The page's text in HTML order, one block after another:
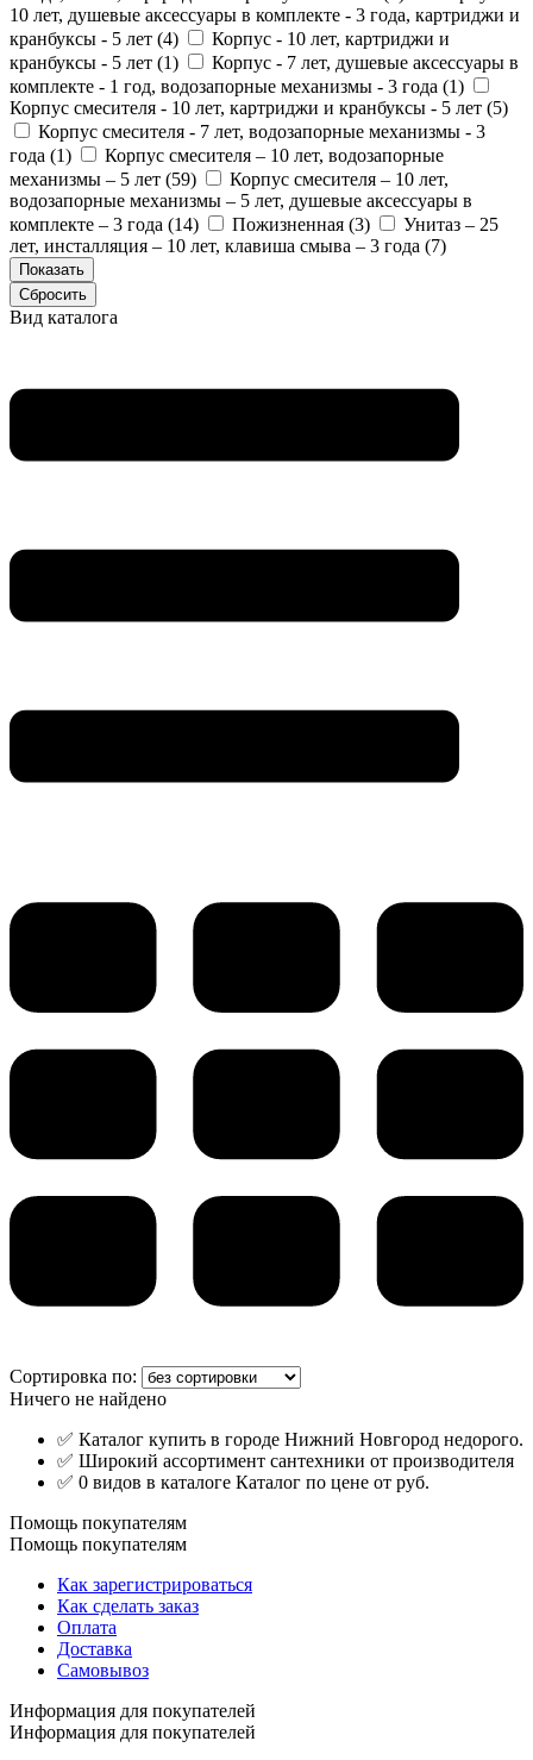
10 лет, душевые аксессуары в комплекте - 3 года, картриджи и
кранбуксы - 5 лет (4)
Корпус - 10 лет, картриджи и
кранбуксы - 5 лет (1)
Корпус - 7 лет, душевые аксессуары в
комплекте - 1 год, водозапорные механизмы - 3 года (1)
Корпус смесителя - 10 лет, картриджи и кранбуксы - 5 лет (5)
Корпус смесителя - 7 лет, водозапорные механизмы - 3
года (1)
Корпус смесителя – 10 лет, водозапорные
механизмы – 5 лет (59)
Корпус смесителя – 10 лет,
водозапорные механизмы – 5 лет, душевые аксессуары в
комплекте – 3 года (14) Пожизненная (3)
Унитаз – 25
лет, инсталляция – 10 лет, клавиша смыва – 3 года (7)
Вид каталога
Сортировка по:
Ничего не найдено
✅ Каталог купить в городе Нижний Новгород недорого.
✅ Широкий ассортимент сантехники от производителя
✅ 0 видов в каталоге Каталог по цене от руб.
Помощь покупателям
Помощь покупателям
Как зарегистрироваться
Как сделать заказ
Оплата
Доставка
Самовывоз
Информация для покупателей
Информация для покупателей